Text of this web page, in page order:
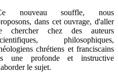
nouveau souffle, nous
dans cet ouvrage, d'aller
chercher chez des auteurs
philosophiques,
chrétiens et franciscains
une profonde et instructive
le sujet.